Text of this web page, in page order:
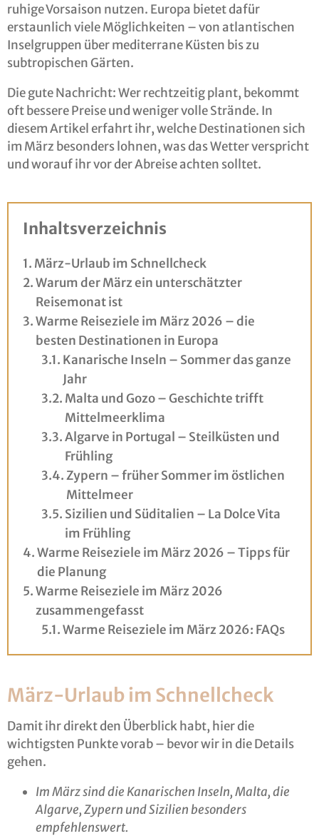
ruhige Vorsaison nutzen. Europa bietet dafür
erstaunlich viele Möglichkeiten – von atlantischen
Inselgruppen über mediterrane Küsten bis zu
subtropischen Gärten.
Die gute Nachricht: Wer rechtzeitig plant, bekommt
oft bessere Preise und weniger volle Strände. In
diesem Artikel erfahrt ihr, welche Destinationen sich
im März besonders lohnen, was das Wetter verspricht
und worauf ihr vor der Abreise achten solltet.
Inhaltsverzeichnis
März-Urlaub im Schnellcheck
Warum der März ein unterschätzter
Reisemonat ist
Warme Reiseziele im März 2026 – die
besten Destinationen in Europa
Kanarische Inseln – Sommer das ganze
Jahr
Malta und Gozo – Geschichte trifft
Mittelmeerklima
Algarve in Portugal – Steilküsten und
Frühling
Zypern – früher Sommer im östlichen
Mittelmeer
Sizilien und Süditalien – La Dolce Vita
im Frühling
Warme Reiseziele im März 2026 – Tipps für
die Planung
Warme Reiseziele im März 2026
zusammengefasst
Warme Reiseziele im März 2026: FAQs
März-Urlaub im Schnellcheck
Damit ihr direkt den Überblick habt, hier die
wichtigsten Punkte vorab – bevor wir in die Details
gehen.
Im März sind die Kanarischen Inseln, Malta, die
Algarve, Zypern und Sizilien besonders
empfehlenswert.